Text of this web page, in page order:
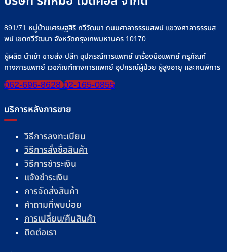
891/71 หมู่บ้านเศรษฐสิริ ทวีวัฒนา ถนนศาลาธรรมสพน์ แขวงศาลาธรรมส
พน์ เขตทวีวัฒนา จังหวัดกรุงเทพมหานคร 10170
ผู้ผลิต นำเข้า ขายส่ง-ปลีก อุปกรณ์การแพทย์ เครื่องมือแพทย์ ครุภัณฑ์
ทางการแพทย์ เวชภัณฑ์ทางการแพทย์ อุปกรณ์ผู้ป่วย ผู้สูงอายุ และคนพิการ
062-696-8628 02-165-0855
บริการหลังการขาย
วิธีการลงทะเบียน
วิธีการสั่งซื้อสินค้า
วิธีการชำระเงิน
แจ้งชำระเงิน
การจัดส่งสินค้า
คำถามที่พบบ่อย
การเปลี่ยน/คืนสินค้า
ติดต่อเรา